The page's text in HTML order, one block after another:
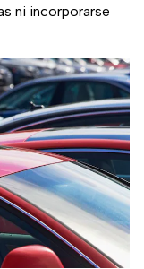
ni incorporarse